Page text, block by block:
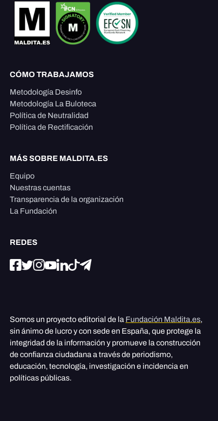
CÓMO TRABAJAMOS
Metodología Desinfo
Metodología La Buloteca
Política de Neutralidad
Política de Rectificación
MÁS SOBRE MALDITA.ES
Equipo
Nuestras cuentas
Transparencia de la organización
La Fundación
REDES
Somos un proyecto editorial de la Fundación Maldita.es,
sin ánimo de lucro y con sede en España, que protege la
integridad de la información y promueve la construcción
de confianza ciudadana a través de periodismo,
educación, tecnología, investigación e incidencia en
políticas públicas.